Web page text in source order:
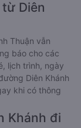
Diên
Thuận vẫn
báo cho các
lịch trình, ngày
Diên Khánh
khi có thông
Khánh đi